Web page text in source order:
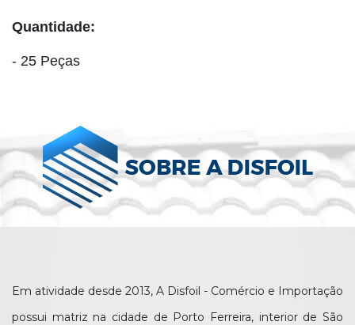
Quantidade:
- 25 Peças
Em atividade desde 2013, A Disfoil - Comércio e Importação
possui matriz na cidade de Porto Ferreira, interior de São